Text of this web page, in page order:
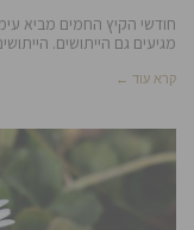
חודשי הקיץ החמים מביא
מגיעים גם הייתושים.
קרא עוד ←